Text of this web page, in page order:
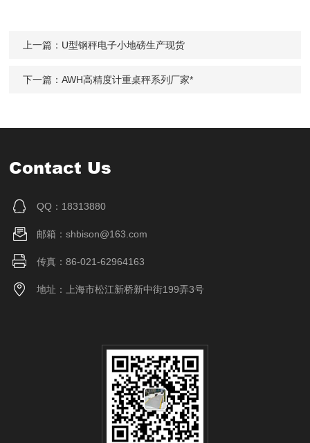
上一篇： U型钢秤电子小地磅生产现货
下一篇：AWH高精度计重桌秤系列厂家*
Contact Us
QQ：18313880
邮箱：shbison@163.com
传真：86-021-62964163
地址：上海市松江新桥新中街199弄3号